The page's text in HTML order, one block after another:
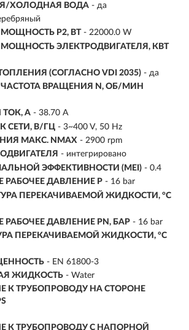
ХОЛОДНАЯ ВОДА - да
Р2, ВТ - 22000.0 W
ЭЛЕКТРОДВИГАТЕЛЯ, КВТ
(СОГЛАСНО VDI 2035) - да
ВРАЩЕНИЯ N, ОБ/МИН
А - 38.70 A
СЕТИ, В/ГЦ - 3~400 V, 50 Hz
МАКС. NMAX - 2900 rpm
- интегрировано
ЭФФЕКТИВНОСТИ (MEI) - 0.4
ДАВЛЕНИЕ P - 16 bar
ПЕРЕКАЧИВАЕМОЙ ЖИДКОСТИ, °C
ДАВЛЕНИЕ PN, БАР - 16 bar
ПЕРЕКАЧИВАЕМОЙ ЖИДКОСТИ, °C
- EN 61800-3
ЖИДКОСТЬ - Water
К ТРУБОПРОВОДУ НА СТОРОНЕ
К ТРУБОПРОВОДУ С НАПОРНОЙ